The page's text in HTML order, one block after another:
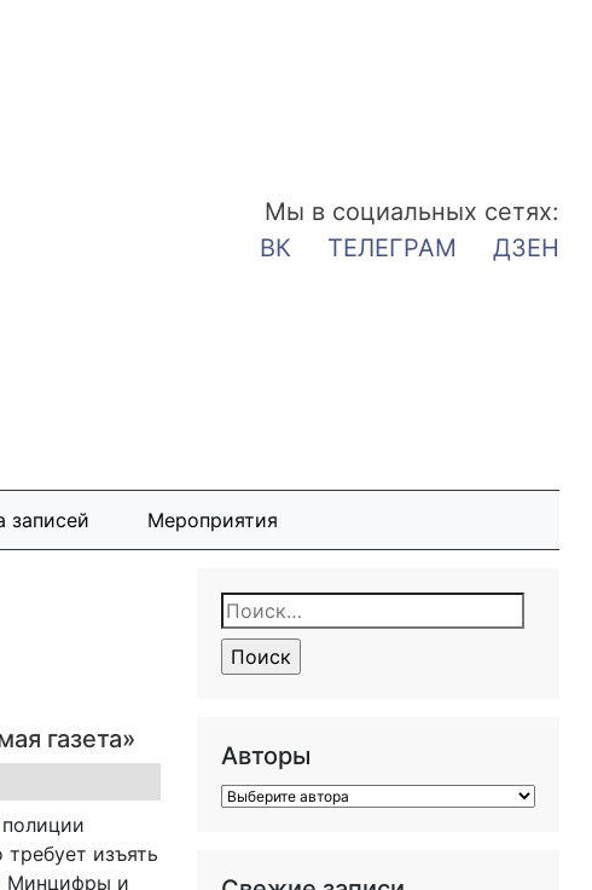
Мы в социальных сетях:
ВК
ТЕЛЕГРАМ ДЗЕН
записей Мероприятия
газета»
изъять
Минцифры и
Найти:
Авторы